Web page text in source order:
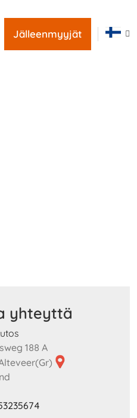
Jälleenmyyjät
yhteyttä
188 A